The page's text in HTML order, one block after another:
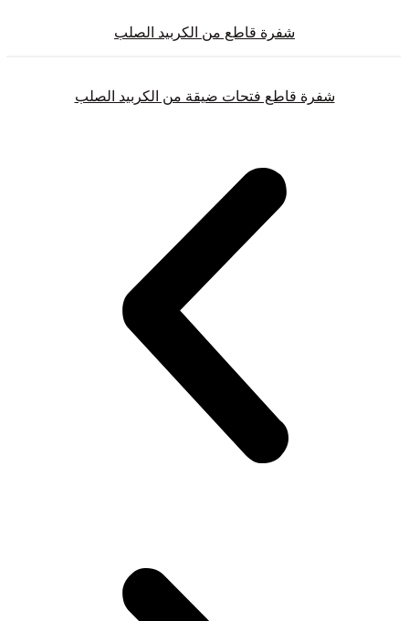
شفرة قاطع من الكربيد الصلب
شفرة قاطع فتحات ضيقة من الكربيد الصلب